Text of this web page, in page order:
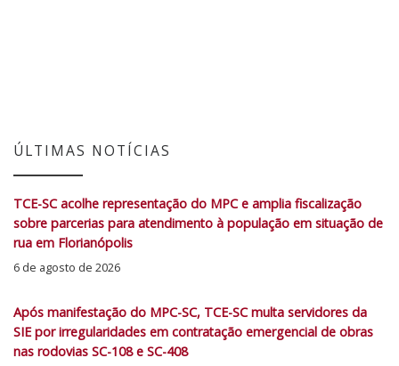
ÚLTIMAS NOTÍCIAS
TCE-SC acolhe representação do MPC e amplia fiscalização
sobre parcerias para atendimento à população em situação de
rua em Florianópolis
6 de agosto de 2026
Após manifestação do MPC-SC, TCE-SC multa servidores da
SIE por irregularidades em contratação emergencial de obras
nas rodovias SC-108 e SC-408